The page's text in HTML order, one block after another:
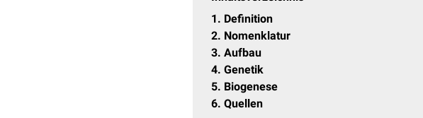
1
Definition
2 Nomenklatur
3 Aufbau
4 Genetik
5 Biogenese
6 Quellen